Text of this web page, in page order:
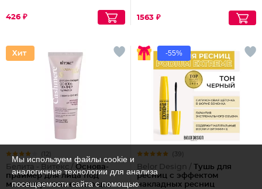
426 ₽ 1563 ₽
(12)
Белита - Витекс / Основа-
праймер для лица под
макияж разглаживающая
-55%
(39)
Belor Design / Тушь для
ресниц с эффектом
накладных ресниц
Мы используем файлы cookie и
аналогичные технологии для анализа
посещаемости сайта с помощью